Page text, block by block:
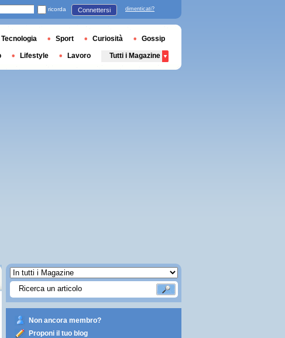
Non ancora membro?
Proponi il tuo blog
ricorda Connettersi dimenticati?
Tecnologia Sport Curiosità Gossip
Lifestyle Lavoro Tutti i Magazine